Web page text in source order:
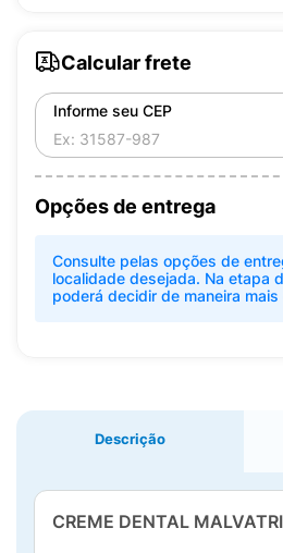
Calcular frete
Informe seu CEP
Opções de entrega
Consulte pelas opções de
localidade desejada. Na etapa
poderá decidir de maneira
Descrição
CREME DENTAL